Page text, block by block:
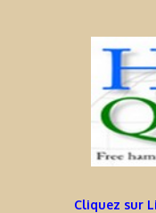
Cliquez sur